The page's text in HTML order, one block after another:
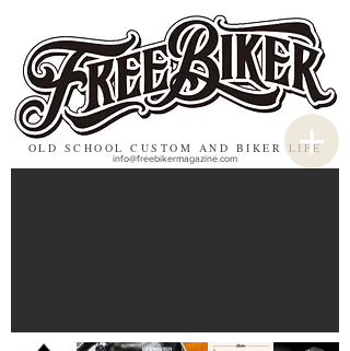
OLD SCHOOL CUSTOM AND BIKER LIFE
info@freebikermagazine.com